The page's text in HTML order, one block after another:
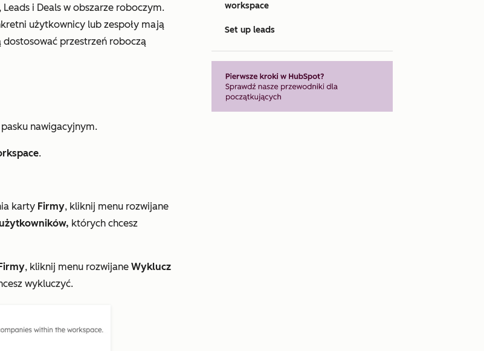
, Leads i Deals w obszarze roboczym.
użytkownicy lub zespoły mają
przestrzeń roboczą
nawigacyjnym.
.
karty Firmy, kliknij menu rozwijane
których chcesz
, kliknij menu rozwijane Wyklucz
wykluczyć.
workspace
Set up leads